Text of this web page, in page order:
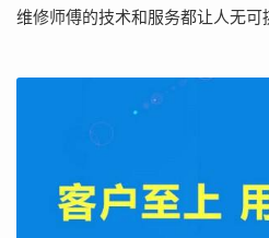
维修师傅的技术和服务都让人无可